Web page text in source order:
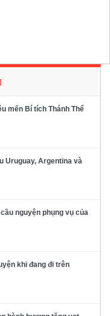
mến Bí tích Thánh Thể
Uruguay, Argentina và
nguyện phụng vụ của
khi đang đi trên